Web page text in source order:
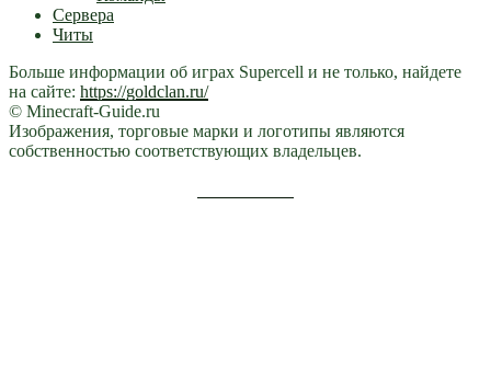
Сервера
Читы
Больше информации об играх Supercell и не только, найдете
на сайте: https://goldclan.ru/
© Minecraft-Guide.ru
Изображения, торговые марки и логотипы являются
собственностью соответствующих владельцев.